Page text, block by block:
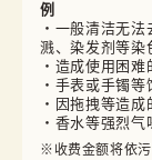
例
・一般清洁无
溅、染发剂等染
・造成使用困
・手表或手镯
・因拖拽等造
・香水等强烈
※收费金额将依污